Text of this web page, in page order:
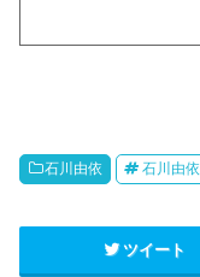
石川由依 石川由依
ツイート